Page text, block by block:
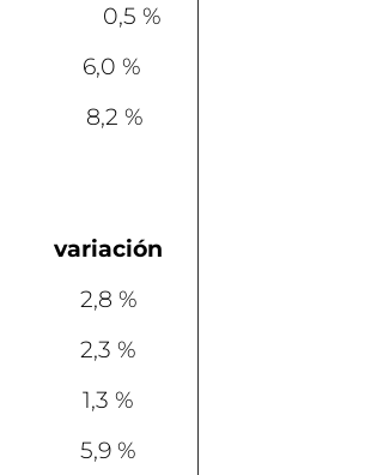
0,5 %
6,0 %
8,2 %
variación
2,8 %
2,3 %
1,3 %
5,9 %